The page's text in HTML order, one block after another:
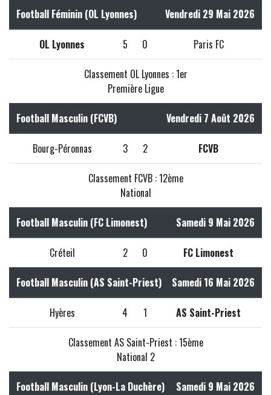
Football Féminin (OL Lyonnes) Vendredi 29 Mai 2026
OL Lyonnes 5 0 Paris FC
Classement OL Lyonnes : 1er
Première Ligue
Football Masculin (FCVB) Vendredi 7 Août 2026
Bourg-Péronnas 3 2 FCVB
Classement FCVB : 12ème
National
Football Masculin (FC Limonest) Samedi 9 Mai 2026
Créteil 2 0 FC Limonest
Football Masculin (AS Saint-Priest) Samedi 16 Mai 2026
Hyères 4 1 AS Saint-Priest
Classement AS Saint-Priest : 15ème
National 2
Football Masculin (Lyon-La Duchère) Samedi 9 Mai 2026